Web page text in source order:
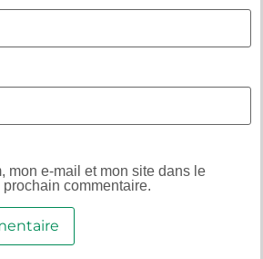
mon e-mail et mon site dans le
commentaire.